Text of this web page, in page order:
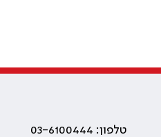
טלפון: 03-6100444